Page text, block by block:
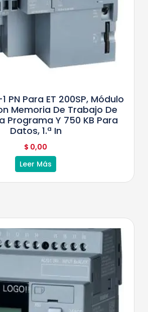
1 PN Para ET 200SP, Módulo
Memoria De Trabajo De
Programa Y 750 KB Para
Datos, 1.ª In
$ 0,00
Leer Más